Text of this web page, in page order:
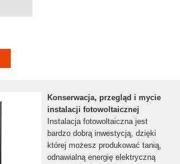
Konserwacja, przegląd i mycie
instalacji fotowoltaicznej
Instalacja fotowoltaiczna jest
bardzo dobrą inwestycją, dzięki
której możesz produkować tanią,
odnawialną energię elektryczną